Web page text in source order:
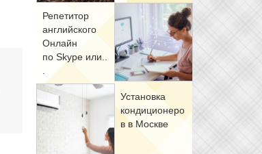
Ре­пе­ти­тор
ан­глий­ско­го
Он­лайн
по Skype или..
Уста­нов­ка
кон­ди­ци­о­не­ро
в в Москве